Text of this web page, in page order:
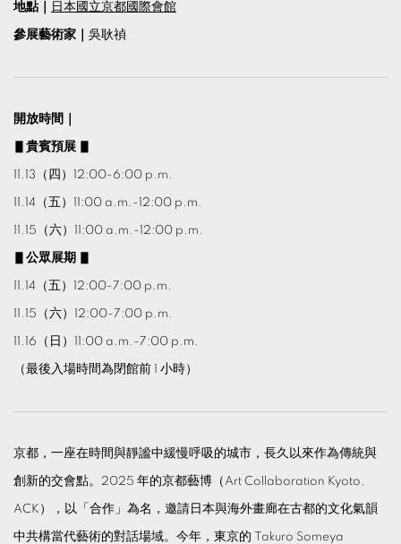
地點｜ 日本國立京都國際會館
參展藝術家｜ 吳耿禎
開放時間｜
貴賓預展
11.13（四）12:00-6:00 p.m.
11.14（五）11:00 a.m.-12:00 p.m.
11.15（六）11:00 a.m.-12:00 p.m.
公眾展期
11.14（五）12:00-7:00 p.m.
11.15（六）12:00-7:00 p.m.
11.16（日）11:00 a.m.-7:00 p.m.
（最後入場時間為閉館前 1 小時）
京都，一座在時間與靜謐中緩慢呼吸的城市，長久以來作為傳統與
創新的交會點。2025 年的京都藝博（Art Collaboration Kyoto,
ACK），以「合作」為名，邀請日本與海外畫廊在古都的文化氣韻
中共構當代藝術的對話場域。今年，東京的 Takuro Someya